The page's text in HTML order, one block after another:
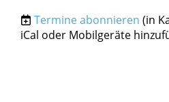
Termine abonnieren (in
iCal oder Mobilgeräte